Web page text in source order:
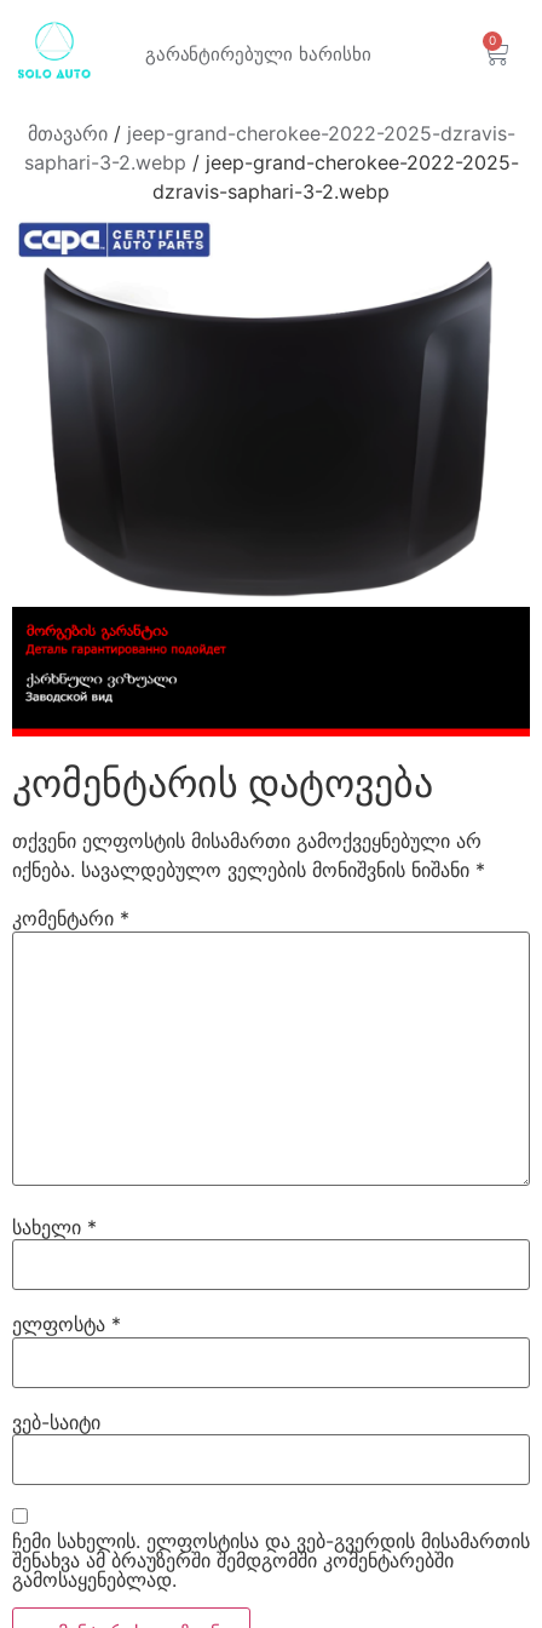
გარანტირებული ხარისხი
0
მთავარი/ jeep-grand-cherokee-2022-2025-dzravis-
saphari-3-2.webp / jeep-grand-cherokee-2022-2025-
dzravis-saphari-3-2.webp
კომენტარის დატოვება
თქვენი ელფოსტის მისამართი გამოქვეყნებული არ
იქნება. სავალდებულო ველების მონიშვნის ნიშანი *
კომენტარი *
სახელი *
ელფოსტა *
ვებ-საიტი
ჩემი სახელის. ელფოსტისა და ვებ-გვერდის მისამართის
შენახვა ამ ბრაუზერში შემდგომში კომენტარებში
გამოსაყენებლად.